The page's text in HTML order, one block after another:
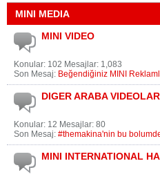
MINI MEDIA
MINI VIDEO
Konular: 102 Mesajlar: 1,083
Son Mesaj: Beğendiğiniz MINI
DIGER ARABA
Konular: 12 Mesajlar: 80
Son Mesaj: #themakina'nin bu
MINI INTERNATIONAL